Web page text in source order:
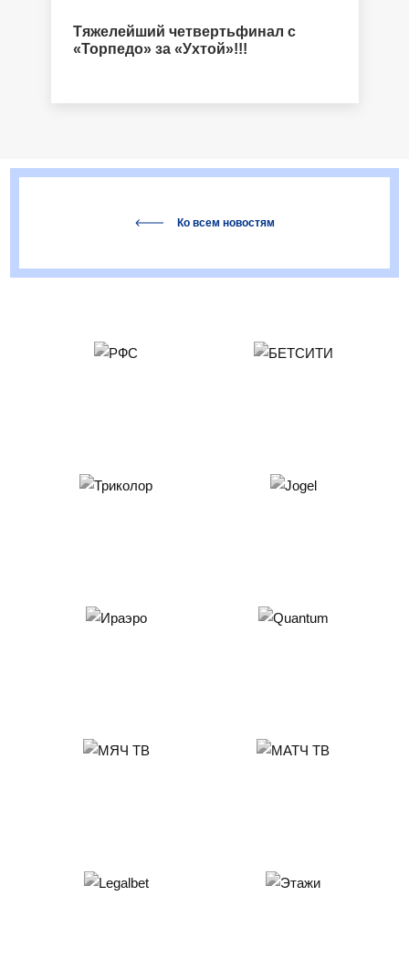
Тяжелейший четвертьфинал с
«Торпедо» за «Ухтой»!!!
Ко всем новостям